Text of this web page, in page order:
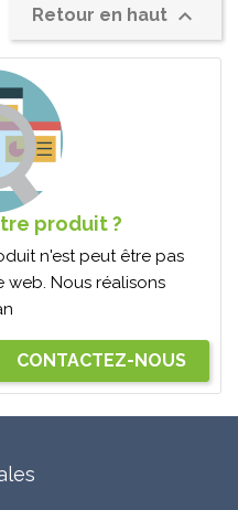
Retour en haut 
produit ?
n'est peut être pas
Nous réalisons
CONTACTEZ-NOUS